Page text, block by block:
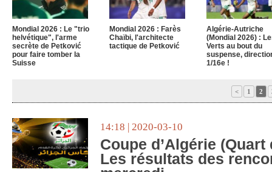
Mondial 2026 : Le "trio
helvétique", l'arme
secrète de Petković
pour faire tomber la
Suisse
Mondial 2026 : Farès
Chaïbi, l'architecte
tactique de Petković
Algérie-Autriche
(Mondial 2026) :
Verts au bout du
suspense,
1/16e !
< 1 2
14:18 | 2020-03-10
Coupe d’Algérie
Les résultats des